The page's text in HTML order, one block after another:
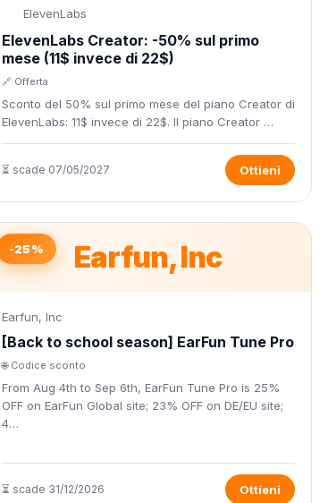
ElevenLabs
ElevenLabs Creator: -50% sul primo
mese (11$ invece di 22$)
🔗 Offerta
Sconto del 50% sul primo mese del piano Creator di
ElevenLabs: 11$ invece di 22$. Il piano Creator …
⏳ scade 07/05/2027 Ottieni
Earfun, Inc
-25%
Earfun, Inc
[Back to school season] EarFun Tune Pro
🌐 Codice sconto
From Aug 4th to Sep 6th, EarFun Tune Pro is 25%
OFF on EarFun Global site; 23% OFF on DE/EU site;
4…
⏳ scade 31/12/2026 Ottieni